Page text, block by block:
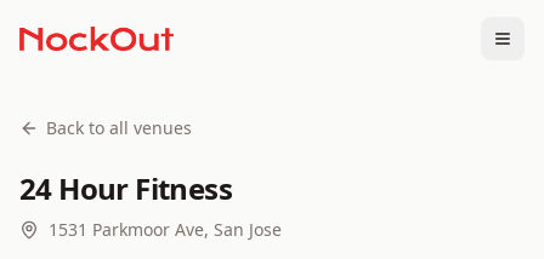
Back to all venues
24 Hour Fitness
1531 Parkmoor Ave, San Jose